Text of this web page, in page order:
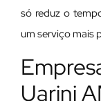
só reduz o
um serviço mais
Uarini